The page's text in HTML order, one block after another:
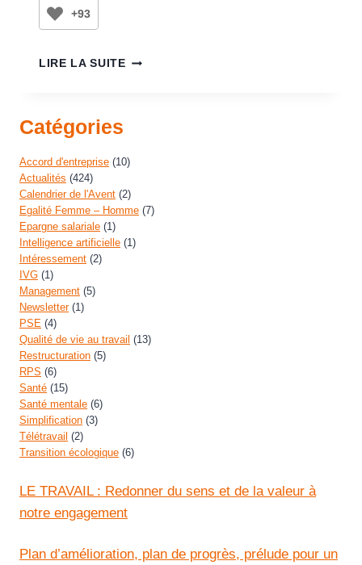
+93
LIRE LA SUITE
Catégories
Accord d'entreprise (10)
Actualités (424)
Calendrier de l'Avent (2)
Egalité Femme – Homme (7)
Epargne salariale (1)
Intelligence artificielle (1)
Intéressement (2)
IVG (1)
Management (5)
Newsletter(1)
PSE (4)
Qualité de vie au travail (13)
Restructuration (5)
RPS (6)
Santé (15)
Santé mentale (6)
Simplification (3)
Télétravail (2)
Transition écologique (6)
LE TRAVAIL : Redonner du sens et de la valeur à
notre engagement
Plan d’amélioration, plan de progrès, prélude pour un